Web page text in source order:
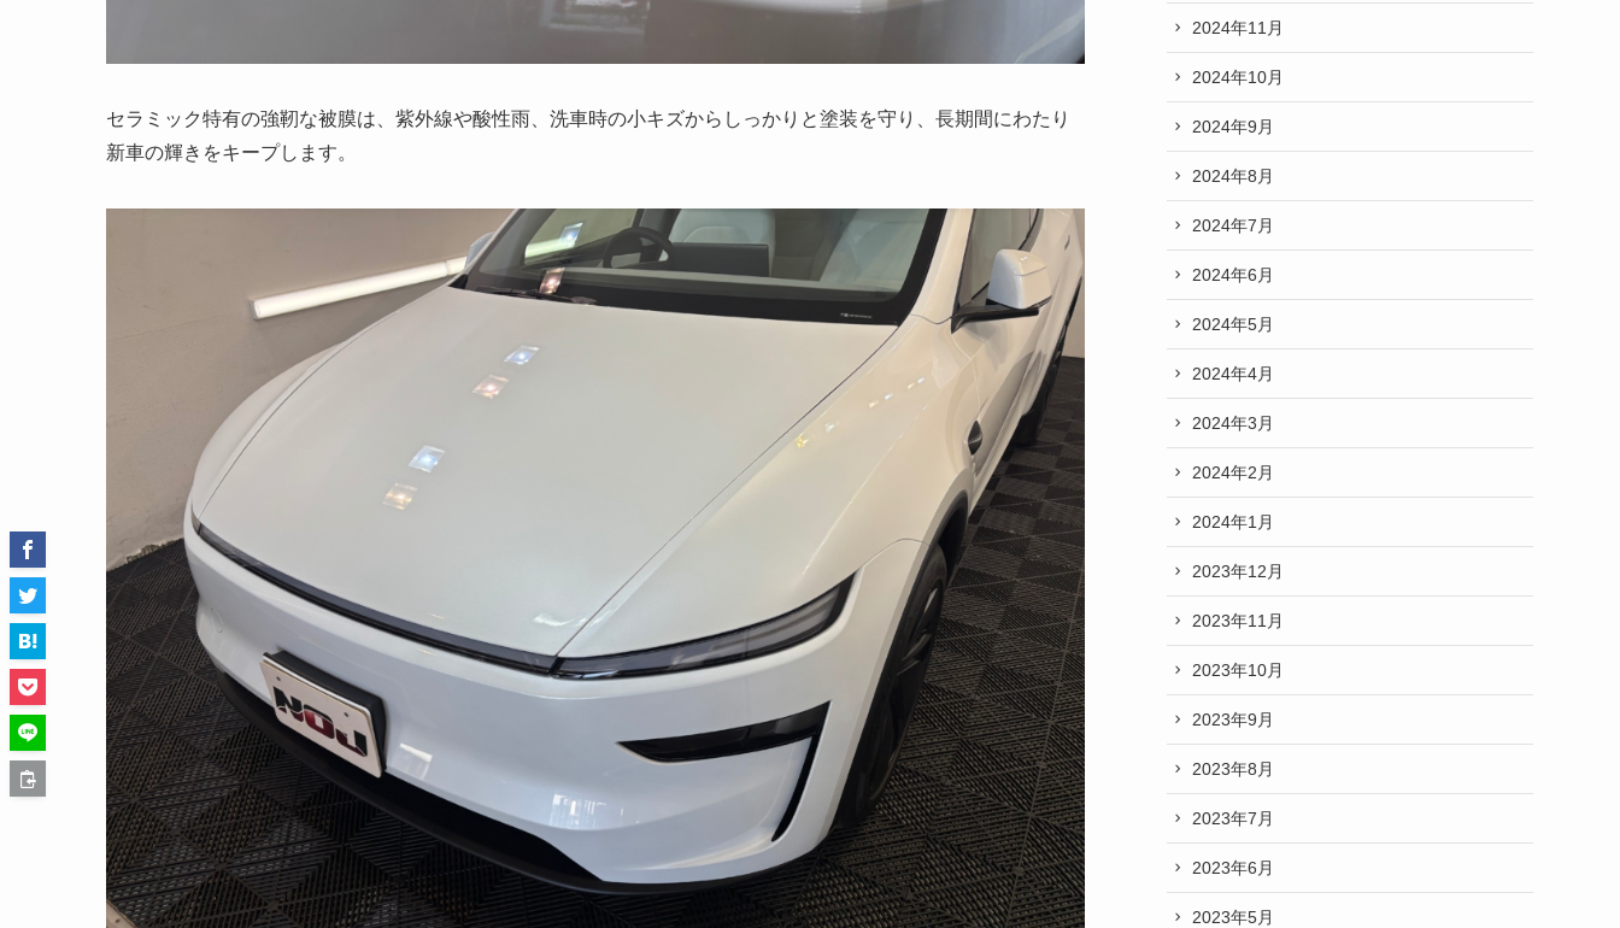
セラミック特有の強靭な被膜は、紫外線や酸性雨、洗車時の小キズからしっかりと塗装を守り、長期間にわたり
新車の輝きをキープします。
2024年11月
2024年10月
2024年9月
2024年8月
2024年7月
2024年6月
2024年5月
2024年4月
2024年3月
2024年2月
2024年1月
2023年12月
2023年11月
2023年10月
2023年9月
2023年8月
2023年7月
2023年6月
2023年5月